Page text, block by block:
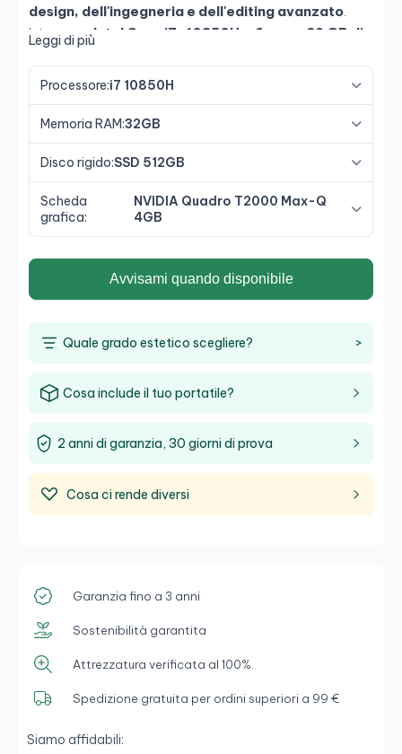
design, dell'ingegneria e dell'editing avanzato.
Integra unIntel Core i7-10850H a 6 core
32 GB di
offrendo potenza multitasking e velocità estrema. La
T2000 Max-Q (4 GB GDDR6)
prestazioni ottimizzate nelle applicazioniCAD, 3D e
multimediali. Ideale per chi cerca
desktop in un portatile resistente e potente.
Leggi di più
Processore:i7 10850H
Memoria RAM:32GB
Disco rigido:SSD 512GB
Scheda
grafica:
NVIDIA Quadro T2000 Max-Q
4GB
Avvisami quando disponibile
Quale grado estetico scegliere? >
Cosa include il tuo portatile?
2 anni di garanzia, 30 giorni di prova
Cosa ci rende diversi
Garanzia fino a 3 anni
Sostenibilità garantita
Attrezzatura verificata al 100%.
Spedizione gratuita per ordini superiori a 99 €
Siamo affidabili: